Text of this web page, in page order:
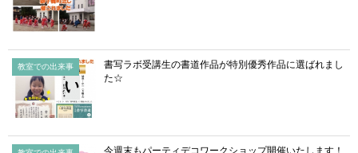
教室での出来事
書写ラボ受講生の書道作品が特別優秀作品に選ばれまし
た☆
今週末もパーティデコワークショップ開催いたします！